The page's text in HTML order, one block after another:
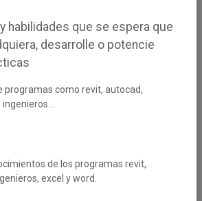
de caminos,
y puertos (mic,
universitario en
desarrollo y
M.U.
Industrial,
M.I.
Caminos,
y Puertos, M.U.
Entidades
habilidades que se espera que
desarrolle o potencie
programas como revit, autocad,
de los programas revit,
excel y word.